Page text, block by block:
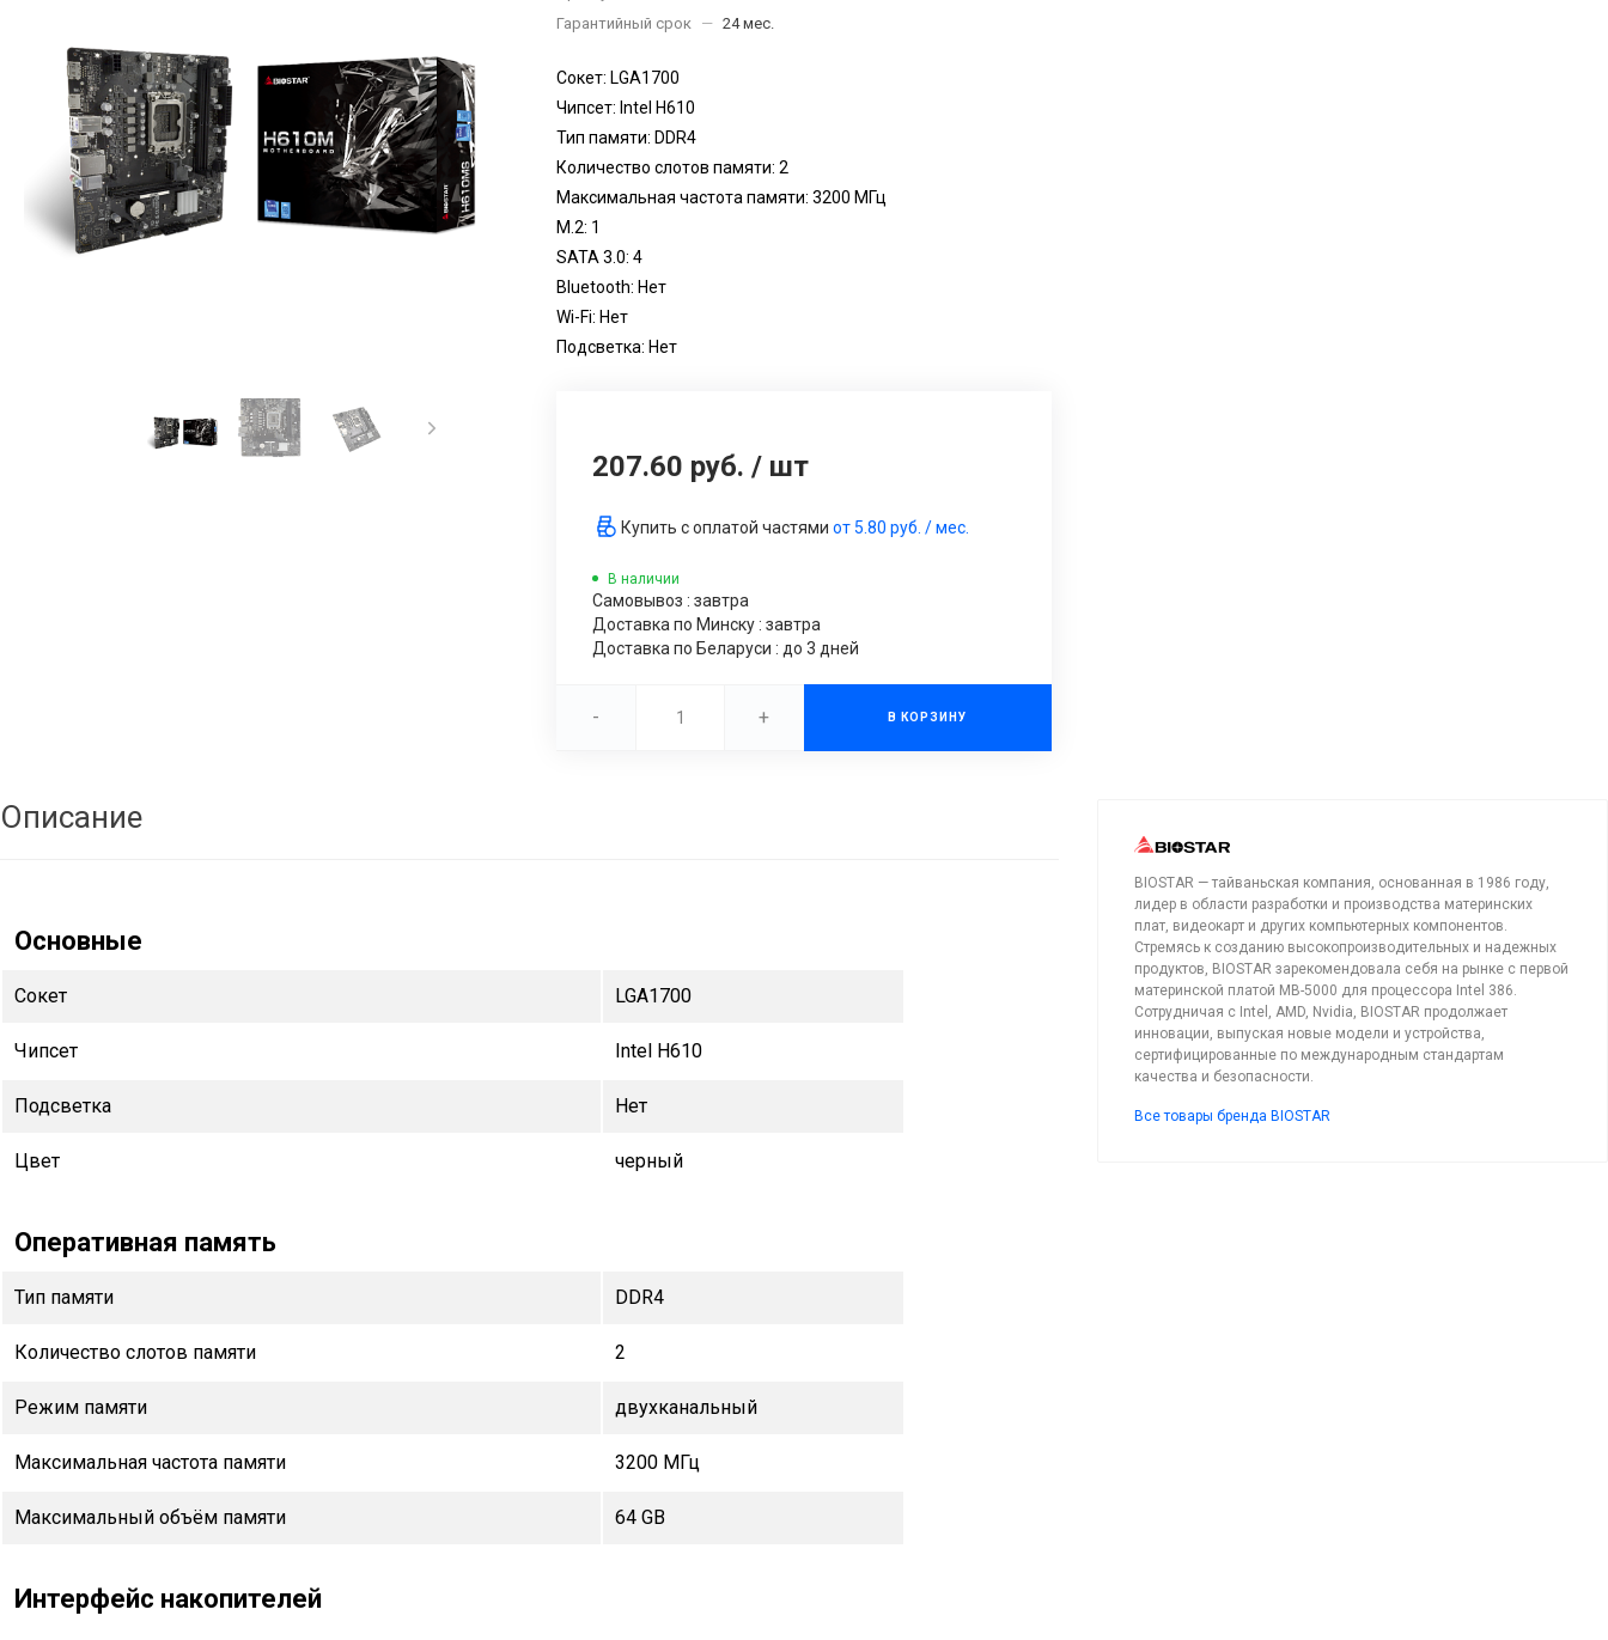
Гарантийный срок
— 24 мес.
Сокет: LGA1700
Чипсет: Intel H610
Тип памяти: DDR4
Количество слотов памяти: 2
Максимальная частота памяти: 3200 МГц
M.2: 1
SATA 3.0: 4
Bluetooth: Нет
Wi-Fi: Нет
Подсветка: Нет
207.60 руб. / шт
Купить с оплатой частямиот5.80 руб. / мес.
В наличии
Самовывоз : завтра
Доставка по Минску : завтра
Доставка по Беларуси : до 3 дней
- + В КОРЗИНУ
Описание
Основные
Сокет LGA1700
Чипсет Intel H610
Подсветка Нет
Цвет черный
Оперативная память
Тип памяти DDR4
Количество слотов памяти 2
Режим памяти двухканальный
Максимальная частота памяти 3200 МГц
Максимальный объём памяти 64 GB
Интерфейс накопителей
BIOSTAR — тайваньская компания, основанная в 1986 году,
лидер в области разработки и производства материнских
плат, видеокарт и других компьютерных компонентов.
Стремясь к созданию высокопроизводительных и надежных
продуктов, BIOSTAR зарекомендовала себя на рынке с первой
материнской платой MB-5000 для процессора Intel 386.
Сотрудничая с Intel, AMD, Nvidia, BIOSTAR продолжает
инновации, выпуская новые модели и устройства,
сертифицированные по международным стандартам
качества и безопасности.
Все товары бренда BIOSTAR